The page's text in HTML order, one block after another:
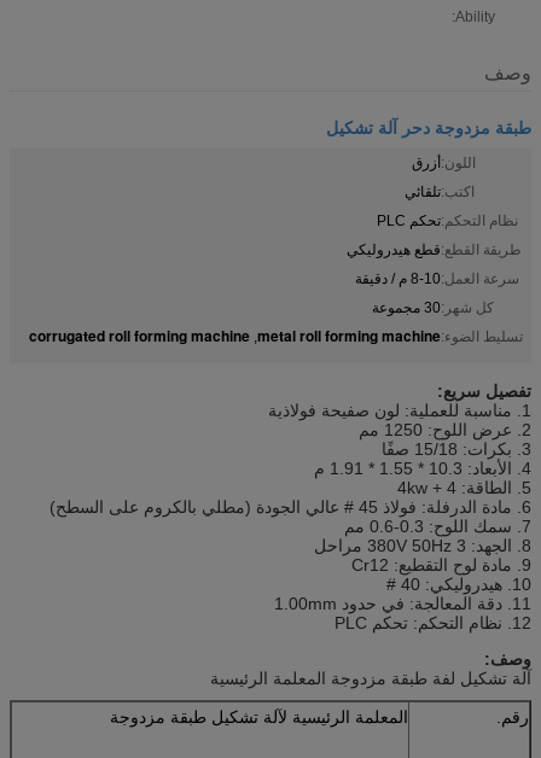
Ability:
وصف
طبقة مزدوجة دحر آلة تشكيل
اللون:أزرق
اكتب:تلقائي
نظام التحكم:تحكم PLC
طريقة القطع:قطع هيدروليكي
سرعة العمل:8-10 م / دقيقة
كل شهر:30 مجموعة
تسليط الضوء:metal roll forming machine
,
corrugated roll forming machine
تفصيل سريع:
1. مناسبة للعملية: لون صفيحة فولاذية
2. عرض اللوح: 1250 مم
3. بكرات: 15/18 صفًا
4. الأبعاد: 10.3 * 1.55 * 1.91 م
5. الطاقة: 4 + 4kw
6. مادة الدرفلة: فولاذ 45 # عالي الجودة (مطلي بالكروم على السطح)
7. سمك اللوح: 0.3-0.6 مم
8. الجهد: 380V 50Hz 3 مراحل
9. مادة لوح التقطيع: Cr12
10. هيدروليكي: 40 #
11. دقة المعالجة: في حدود 1.00mm
12. نظام التحكم: تحكم PLC
وصف:
آلة تشكيل لفة طبقة مزدوجة المعلمة الرئيسية
رقم.
المعلمة الرئيسية لآلة تشكيل طبقة مزدوجة